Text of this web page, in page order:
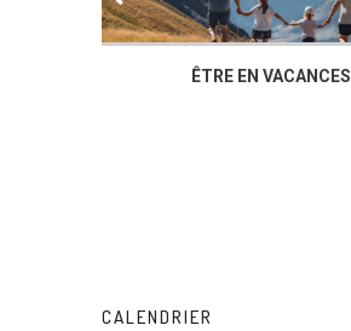
ÊTRE EN VACANCES
CALENDRIER